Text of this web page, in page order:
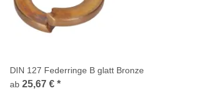
DIN 127 Federringe B glatt Bronze
ab 25,67 € *